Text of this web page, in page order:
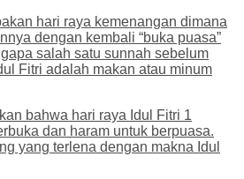
hari raya kemenangan dimana
dengan kembali “buka puasa”
salah satu sunnah sebelum
Fitri adalah makan atau minum
bahwa hari raya Idul Fitri 1
dan haram untuk berpuasa.
yang terlena dengan makna Idul